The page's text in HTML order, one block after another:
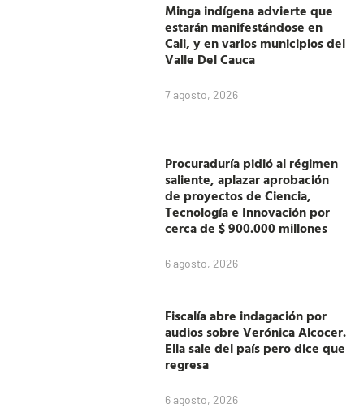
Minga indígena advierte que
estarán manifestándose en
Cali, y en varios municipios del
Valle Del Cauca
7 agosto, 2026
Procuraduría pidió al régimen
saliente, aplazar aprobación
de proyectos de Ciencia,
Tecnología e Innovación por
cerca de $ 900.000 millones
6 agosto, 2026
Fiscalía abre indagación por
audios sobre Verónica Alcocer.
Ella sale del país pero dice que
regresa
6 agosto, 2026